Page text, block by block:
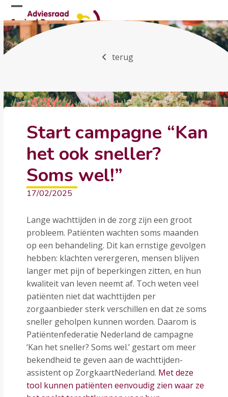
Skip
to
content
Open
mobile
menu
Close
mobile
menu
terug
Start campagne “Kan
het ook sneller?
Soms wel!”
17/02/2025
Lange wachttijden in de zorg zijn een groot
probleem. Patiënten wachten soms maanden
op een behandeling. Dit kan ernstige gevolgen
hebben: klachten verergeren, mensen blijven
langer met pijn of beperkingen zitten, en hun
kwaliteit van leven neemt af. Toch weten veel
patiënten niet dat wachttijden per
zorgaanbieder sterk verschillen en dat ze soms
sneller geholpen kunnen worden. Daarom is
Patiëntenfederatie Nederland de campagne
‘Kan het sneller? Soms wel.’ gestart om meer
bekendheid te geven aan de wachttijden-
assistent op ZorgkaartNederland. Met deze
tool kunnen patiënten eenvoudig zien waar ze